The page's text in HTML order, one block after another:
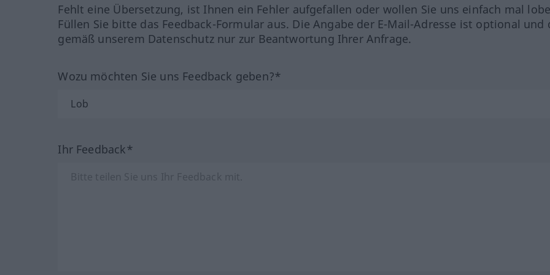
Fehlt eine Übersetzung, ist Ihnen ein Fehler aufgefallen oder wollen Sie uns einfach mal
Füllen Sie bitte das Feedback-Formular aus. Die Angabe der E-Mail-Adresse ist optional und
gemäß unserem Datenschutz nur zur Beantwortung Ihrer Anfrage.
Wozu möchten Sie uns Feedback geben?*
Ihr Feedback*